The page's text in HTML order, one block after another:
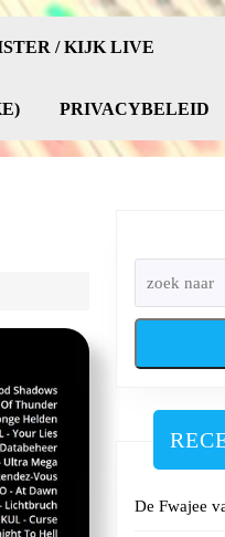
/ KIJK LIVE
PRIVACYBELEID
De Fwajee